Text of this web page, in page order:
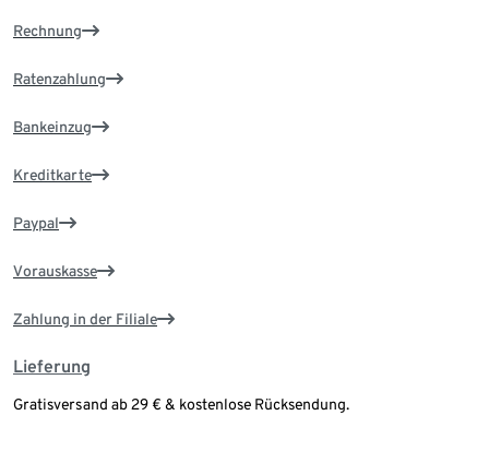
Rechnung
Ratenzahlung
Bankeinzug
Kreditkarte
Paypal
Vorauskasse
Zahlung in der Filiale
Lieferung
Gratisversand ab 29 € & kostenlose Rücksendung.